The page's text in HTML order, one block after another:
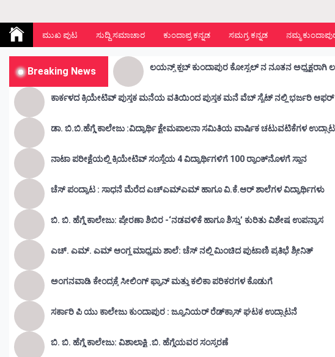
Kunda Vahini – ಕುಂದ ವಾಹಿನಿ
ಮುಖ ಪುಟ ಸುದ್ದಿ ಸಮಾಚಾರ ಕುಂದಾಪ್ರ ಕನ್ನಡ ಸಮಗ್ರ ಕನ್ನಡ ನಮ್ಮ
Breaking News ಲಯನ್ಸ್ ಕ್ಲಬ್ ಕುಂದಾಪುರ ಕೋಸ್ಟಲ್ ನ ನೂತನ ಅಧ್ಯಕ್ಷರಾಗಿ
ಕಾರ್ಕಳದ ಕ್ರಿಯೇಟಿವ್ ಪುಸ್ತಕ ಮನೆಯ ವತಿಯಿಂದ ಪುಸ್ತಕ ಮನೆ ವೆಬ್ ಸೈಟ್ ನಲ್ಲಿ ಭರ್ಜರಿ ಆಫರ್
ಡಾ. ಬಿ.ಬಿ.ಹೆಗ್ಡೆ ಕಾಲೇಜು :ವಿದ್ಯಾರ್ಥಿ ಕ್ಷೇಮಪಾಲನಾ ಸಮಿತಿಯ ವಾರ್ಷಿಕ ಚಟುವಟಿಕೆಗಳ
ನಾಟಾ ಪರೀಕ್ಷೆಯಲ್ಲಿ ಕ್ರಿಯೇಟಿವ್ ಸಂಸ್ಥೆಯ 4 ವಿದ್ಯಾರ್ಥಿಗಳಿಗೆ 100 ರ‍್ಯಾಂಕ್‌ನೊಳಗೆ ಸ್ಥಾನ
ಚೆಸ್ ಪಂದ್ಯಾಟ : ಸಾಧನೆ ಮೆರೆದ ಎಚ್ಎಮ್ಎಮ್ ಹಾಗೂ ವಿ.ಕೆ.ಆರ್ ಶಾಲೆಗಳ ವಿದ್ಯಾರ್ಥಿಗಳು
ಬಿ. ಬಿ. ಹೆಗ್ಡೆ ಕಾಲೇಜು: ಪ್ರೇರಣಾ ಶಿಬಿರ -‘ನಡವಳಿಕೆ ಹಾಗೂ ಶಿಸ್ತು’ ಕುರಿತು ವಿಶೇಷ ಉಪನ್ಯಾಸ
ಎಚ್. ಎಮ್. ಎಮ್ ಆಂಗ್ಲ ಮಾಧ್ಯಮ ಶಾಲೆ: ಚೆಸ್ ನಲ್ಲಿ ಮಿಂಚಿದ ಪುಟಾಣಿ ಪ್ರತಿಭೆ ಶ್ರೀನಿತ್
ಅಂಗನವಾಡಿ ಕೇಂದ್ರಕ್ಕೆ ಸೀಲಿಂಗ್ ಫ್ಯಾನ್ ಮತ್ತು ಕಲಿಕಾ ಪರಿಕರಗಳ ಕೊಡುಗೆ
ಸರ್ಕಾರಿ ಪಿ ಯು ಕಾಲೇಜು ಕುಂದಾಪುರ : ಜ್ಯೂನಿಯರ್‌ ರೆಡ್‌ಕ್ರಾಸ್‌ ಘಟಕ ಉದ್ಘಾಟನೆ
ಬಿ. ಬಿ. ಹೆಗ್ಡೆ ಕಾಲೇಜು: ವಿಶಾಲಾಕ್ಷಿ .ಬಿ. ಹೆಗ್ಡೆಯವರ ಸಂಸ್ಮರಣೆ